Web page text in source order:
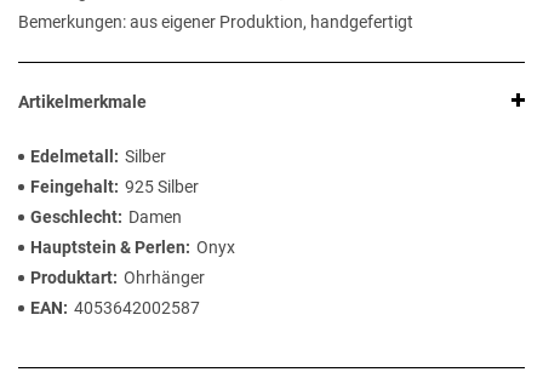
Bemerkungen: aus eigener Produktion, handgefertigt
Artikelmerkmale
Edelmetall
Silber
Feingehalt 925 Silber
Geschlecht
Damen
Hauptstein & Perlen
Onyx
Produktart Ohrhänger
EAN
4053642002587